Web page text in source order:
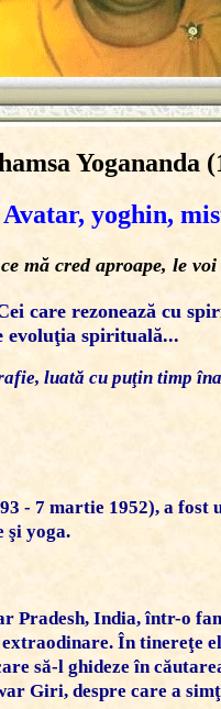
Yogananda
yoghin,
mă cred aproape, le
care rezonează cu
spirituală...
luată cu puţin timp
- 7 martie 1952), a
şi yoga.
Pradesh, India, într-o
În tinereţe
să-l ghideze în
Giri, despre care a